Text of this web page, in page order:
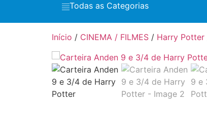
Todas as Categorias
Início / CINEMA / FILMES / Harry Potter